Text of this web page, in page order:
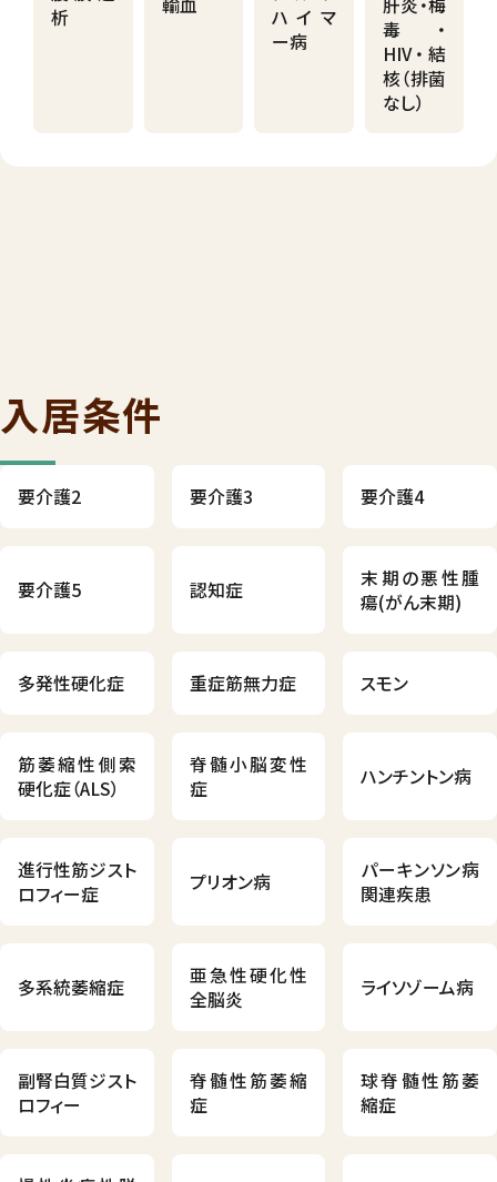
析
ハイマ
ー病
毒・
HIV・結
核（排菌
なし）
入居条件
要介護2 要介護3 要介護4
要介護5 認知症
末期の悪性腫
瘍(がん末期)
多発性硬化症 重症筋無力症 スモン
筋萎縮性側索
硬化症（ALS）
脊髄小脳変性
症
ハンチントン病
進行性筋ジスト
ロフィー症
プリオン病
パーキンソン病
関連疾患
多系統萎縮症
亜急性硬化性
全脳炎
ライソゾーム病
副腎白質ジスト
ロフィー
脊髄性筋萎縮
症
球脊髄性筋萎
縮症